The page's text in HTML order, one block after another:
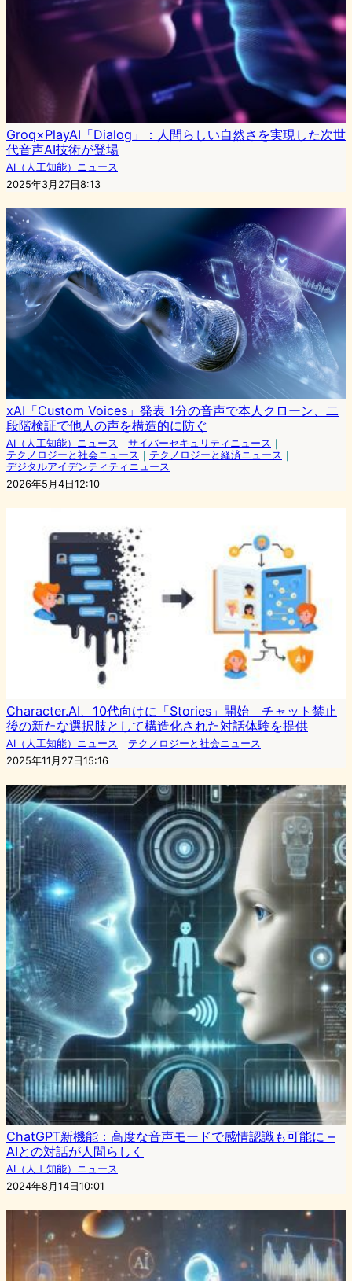
Groq×PlayAI「Dialog」：人間らしい自然さを実現した次世
代音声AI技術が登場
AI（人工知能）ニュース
2025年3月27日8:13
xAI「Custom Voices」発表 1分の音声で本人クローン、二
段階検証で他人の声を構造的に防ぐ
AI（人工知能）ニュース ｜ サイバーセキュリティニュース ｜
テクノロジーと社会ニュース ｜ テクノロジーと経済ニュース ｜
デジタルアイデンティティニュース
2026年5月4日12:10
Character.AI、10代向けに「Stories」開始 チャット禁止
後の新たな選択肢として構造化された対話体験を提供
AI（人工知能）ニュース ｜ テクノロジーと社会ニュース
2025年11月27日15:16
ChatGPT新機能：高度な音声モードで感情認識も可能に –
AIとの対話が人間らしく
AI（人工知能）ニュース
2024年8月14日10:01